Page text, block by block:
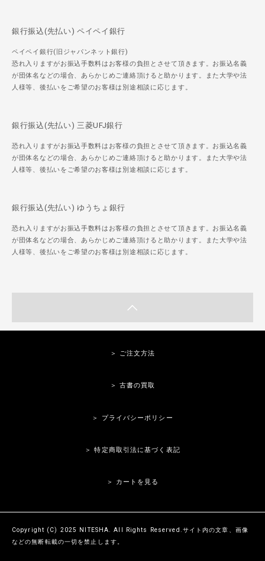
銀行振込(先払い) ペイペイ銀行
ペイペイ銀行(旧ジャパンネット銀行)
恐れ入りますがお振込手数料はお客様の負担とさせて頂きます。お振込名義
が団体名などの場合、あらかじめご連絡頂けると助かります。また大学や法
人様等、後払いをご希望のお客様は別途相談に応じます。
銀行振込(先払い) 三菱UFJ銀行
恐れ入りますがお振込手数料はお客様の負担とさせて頂きます。お振込名義
が団体名などの場合、あらかじめご連絡頂けると助かります。また大学や法
人様等、後払いをご希望のお客様は別途相談に応じます。
銀行振込(先払い) ゆうちょ銀行
恐れ入りますがお振込手数料はお客様の負担とさせて頂きます。お振込名義
が団体名などの場合、あらかじめご連絡頂けると助かります。また大学や法
人様等、後払いをご希望のお客様は別途相談に応じます。
＞ ご注文方法
＞ 古書の買取
＞ プライバシーポリシー
＞ 特定商取引法に基づく表記
＞ カートを見る
Copyright (C) 2025 NITESHA. All Rights Reserved.サイト内の文章、画像
などの無断転載の一切を禁止します。